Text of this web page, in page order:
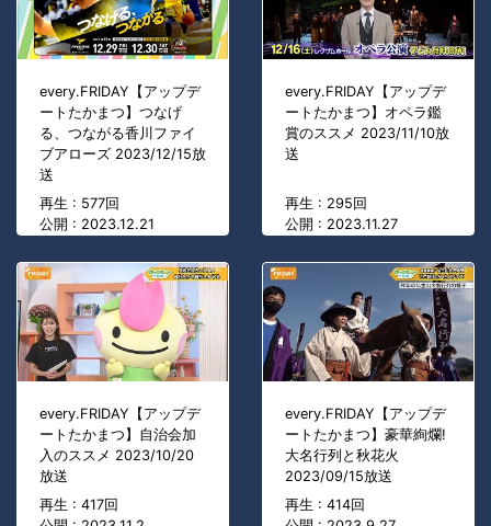
every.FRIDAY【アップデ
ートたかまつ】つなげ
る、つながる香川ファイ
ブアローズ 2023/12/15放
送
再生 : 577回
公開 : 2023.12.21
every.FRIDAY【アップデ
ートたかまつ】オペラ鑑
賞のススメ 2023/11/10放
送
再生 : 295回
公開 : 2023.11.27
every.FRIDAY【アップデ
ートたかまつ】自治会加
入のススメ 2023/10/20
放送
再生 : 417回
every.FRIDAY【アップデ
ートたかまつ】豪華絢爛!
大名行列と秋花火
2023/09/15放送
再生 : 414回